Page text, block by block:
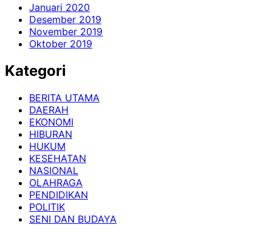
Januari 2020
Desember 2019
November 2019
Oktober 2019
Kategori
BERITA UTAMA
DAERAH
EKONOMI
HIBURAN
HUKUM
KESEHATAN
NASIONAL
OLAHRAGA
PENDIDIKAN
POLITIK
SENI DAN BUDAYA